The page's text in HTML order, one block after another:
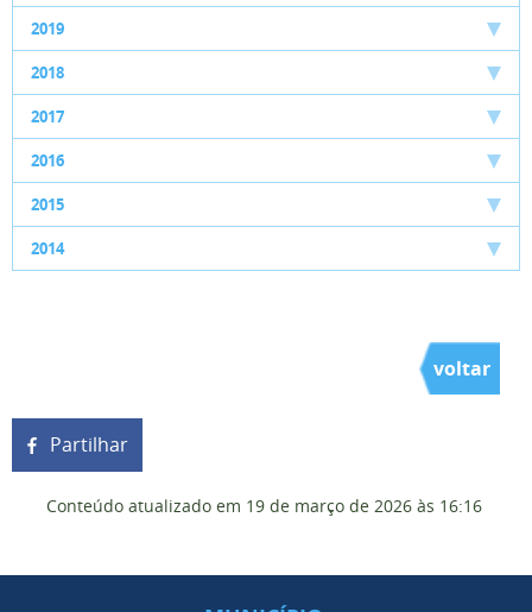
2019
2018
2017
2016
2015
2014
voltar
Partilhar
Conteúdo atualizado em 19 de março de 2026 às 16:16